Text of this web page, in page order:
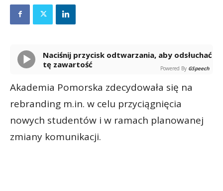
Naciśnij przycisk odtwarzania, aby odsłuchać
tę zawartość
Powered By GSpeech
Akademia Pomorska zdecydowała się na
rebranding m.in. w celu przyciągnięcia
nowych studentów i w ramach planowanej
zmiany komunikacji.